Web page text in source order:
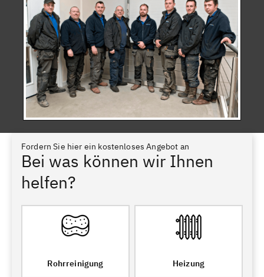
Fordern Sie hier ein kostenloses Angebot an
Bei was können wir Ihnen
helfen?
Rohrreinigung Heizung